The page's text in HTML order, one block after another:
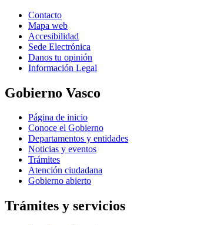
Contacto
Mapa web
Accesibilidad
Sede Electrónica
Danos tu opinión
Información Legal
Gobierno Vasco
Página de inicio
Conoce el Gobierno
Departamentos y entidades
Noticias y eventos
Trámites
Atención ciudadana
Gobierno abierto
Trámites y servicios